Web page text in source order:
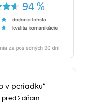
v poriadku“
2 dňami